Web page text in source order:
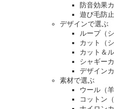
防音効果
遊び毛防
デザインで選ぶ
ループ（
カット（
カット＆
シャギー
デザイン
素材で選ぶ
ウール（
コットン